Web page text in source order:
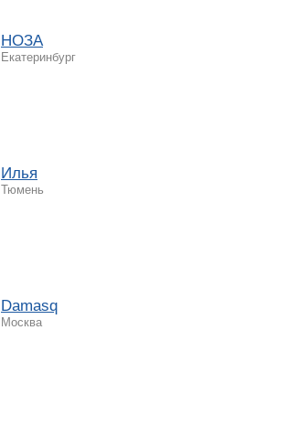
НОЗА
Екатеринбург
Илья
Тюмень
Damasq
Москва